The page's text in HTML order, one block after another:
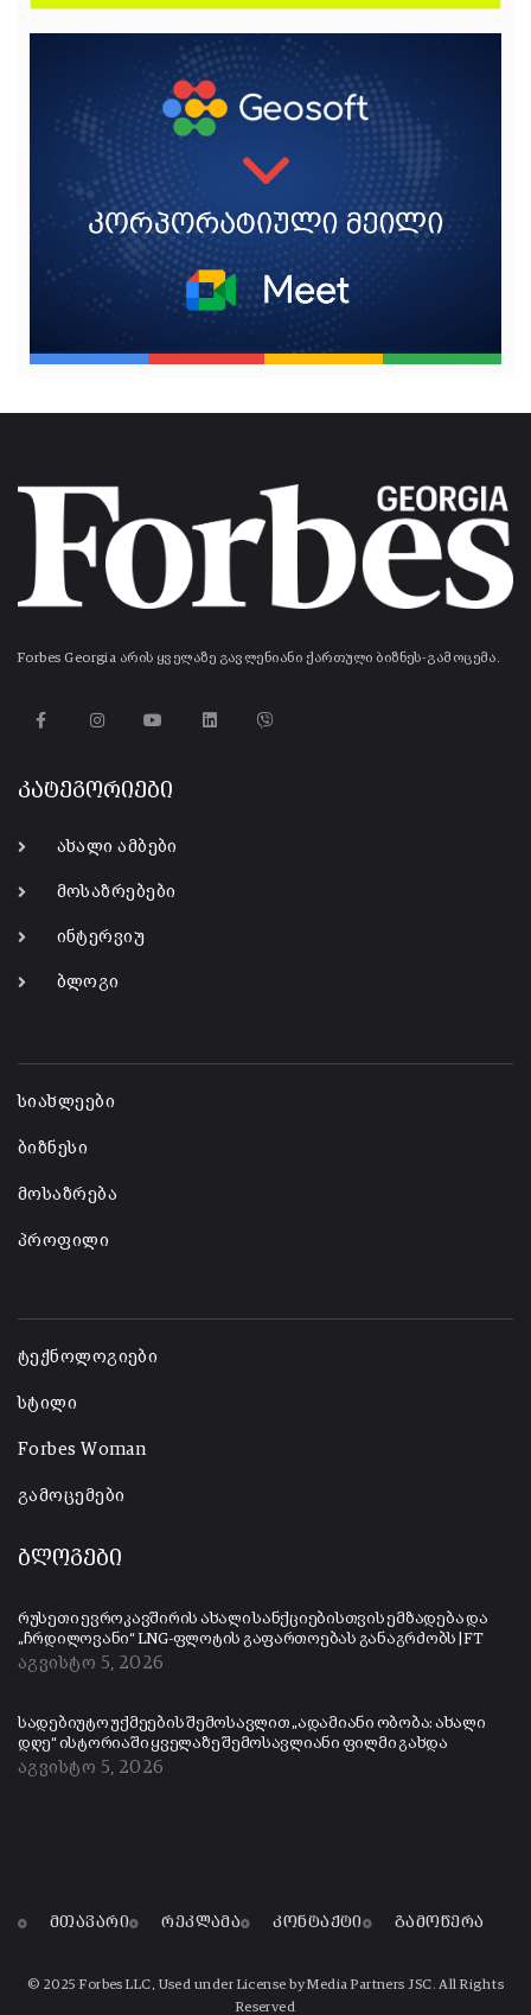
Forbes Georgia არის ყველაზე გავლენიანი ქართული ბიზნეს-გამოცემა.
კატეგორიები
ახალი ამბები
მოსაზრებები
ინტერვიუ
ბლოგი
სიახლეები
ბიზნესი
მოსაზრება
პროფილი
ტექნოლოგიები
სტილი
Forbes Woman
გამოცემები
ბლოგები
რუსეთი ევროკავშირის ახალი სანქციებისთვის ემზადება და
„ჩრდილოვანი“ LNG-ფლოტის გაფართოებას განაგრძობს | FT
აგვისტო 5, 2026
სადებიუტო უქმეების შემოსავლით „ადამიანი ობობა: ახალი
დღე“ ისტორიაში ყველაზე შემოსავლიანი ფილმი გახდა
აგვისტო 5, 2026
მთავარი რეკლამა კონტაქტი გამოწერა
© 2025 Forbes LLC, Used under License by Media Partners JSC. All Rights
Reserved